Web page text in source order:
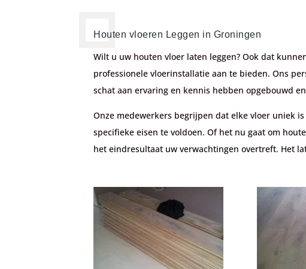
Houten vloeren Leggen in Groningen
Wilt u uw houten vloer laten leggen? Ook dat
professionele vloerinstallatie aan te bieden. Ons
schat aan ervaring en kennis hebben opgebouwd
Onze medewerkers begrijpen dat elke vloer uniek
specifieke eisen te voldoen. Of het nu gaat om
het eindresultaat uw verwachtingen overtreft. Het